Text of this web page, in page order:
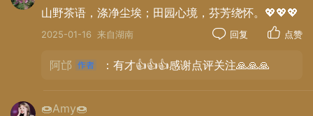
山野茶语，涤净尘埃；田园心境，芬芳绕怀。💖💖💖
2025-01-16 来自湖南 回复 点赞
阿邙 ：有才👍👍👍感谢点评关注🙏🙏🙏
🍩Amy🍩